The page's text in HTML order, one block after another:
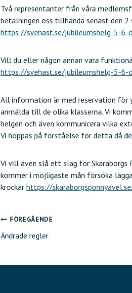
Två representanter från våra
betalningen oss tillhanda senast den
https://svehast.se/jubileumshelg-5-6-
Vill du eller någon annan vara
https://svehast.se/jubileumshelg-5-
All information är med reservation för
anmälda till de olika klasserna. Vi
helgen och även kommunicera vilka
Vi hoppas på förståelse för detta då
Vi vill även slå ett slag för Skaraborgs
kommer i möjligaste mån försöka
krockar https://
Inläggsnavigering
FÖREGÅENDE
Ändrade regler